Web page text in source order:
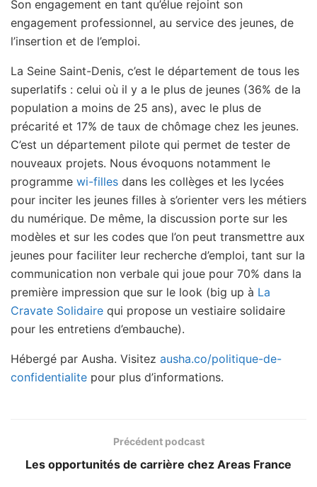
Son engagement en tant qu’élue rejoint son
engagement professionnel, au service des jeunes, de
l’insertion et de l’emploi.
La Seine Saint-Denis, c’est le département de tous les
superlatifs : celui où il y a le plus de jeunes (36% de la
population a moins de 25 ans), avec le plus de
précarité et 17% de taux de chômage chez les jeunes.
C’est un département pilote qui permet de tester de
nouveaux projets. Nous évoquons notamment le
programme wi-filles dans les collèges et les lycées
pour inciter les jeunes filles à s’orienter vers les métiers
du numérique. De même, la discussion porte sur les
modèles et sur les codes que l’on peut transmettre aux
jeunes pour faciliter leur recherche d’emploi, tant sur la
communication non verbale qui joue pour 70% dans la
première impression que sur le look (big up à La
Cravate Solidaire qui propose un vestiaire solidaire
pour les entretiens d’embauche).
Hébergé par Ausha. Visitez ausha.co/politique-de-
confidentialite pour plus d’informations.
Précédent podcast
Les opportunités de carrière chez Areas France